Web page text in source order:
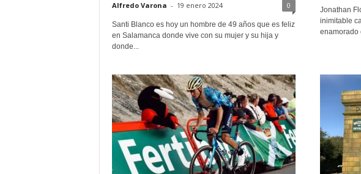
Alfredo Varona - 19 enero 2024 0
Santi Blanco es hoy un hombre de 49 años que es feliz
en Salamanca donde vive con su mujer y su hija y
donde...
Jonathan
inimitable
enamorado